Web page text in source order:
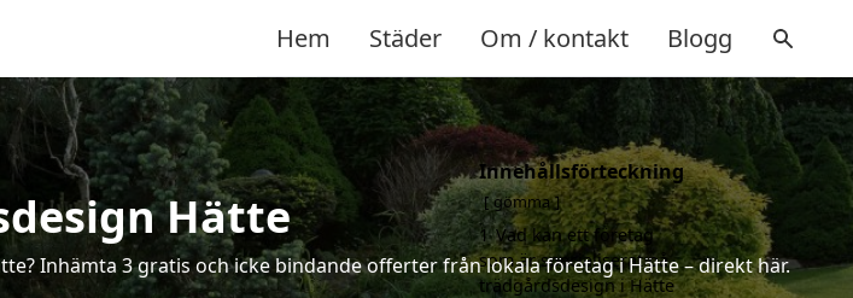
Hem Städer Om / kontakt Blogg
Hätte
Inhämta 3 gratis och icke bindande offerter från lokala företag i Hätte – direkt här.
Innehållsförteckning
gömma
1 Vad kan ett företag
som är specialiserat på
trädgårdsdesign i Hätte